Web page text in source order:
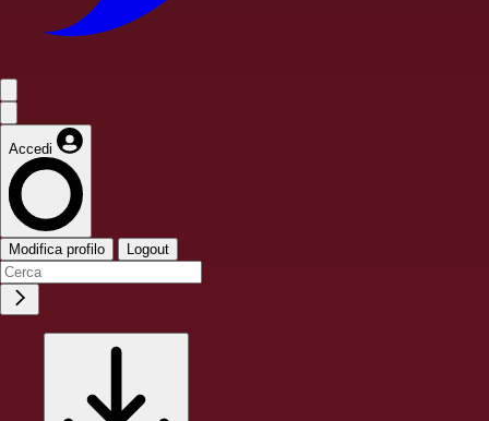
Accedi
Modifica profilo Logout